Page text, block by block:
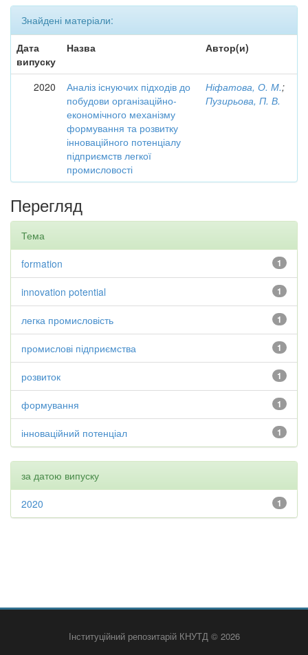
Знайдені матеріали:
Дата
випуску
Назва Автор(и)
2020
Аналіз існуючих підходів до
побудови організаційно-
економічного механізму
формування та розвитку
інноваційного потенціалу
підприємств легкої
промисловості
Ніфатова, О. М.;
Пузирьова, П. В.
Перегляд
Тема
1
formation
1
innovation potential
1
легка промисловість
1
промислові підприємства
1
розвиток
1
формування
1
інноваційний потенціал
за датою випуску
1
2020
Інституційний репозитарій КНУТД © 2026